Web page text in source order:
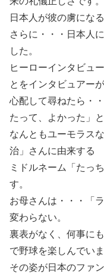
日本人が彼の虜にな
さらに・・・日本人
した。
ヒーローインタビュ
とをインタビュアーが
心配して尋ねたら・
たって、よかった」と
なんともユーモラス
治」さんに由来する
ミドルネーム「たっ
す。
お母さんは・・・「
変わらない。
裏表がなく、何事に
で野球を楽しんでいま
その姿が日本のファ